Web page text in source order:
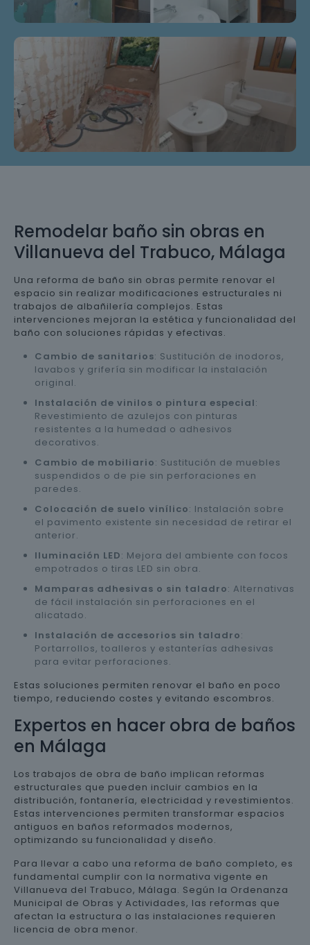
Remodelar baño sin obras en
Villanueva del Trabuco, Málaga
Una reforma de baño sin obras permite renovar el
espacio sin realizar modificaciones estructurales ni
trabajos de albañilería complejos. Estas
intervenciones mejoran la estética y funcionalidad del
baño con soluciones rápidas y efectivas.
Cambio de sanitarios: Sustitución de inodoros,
lavabos y grifería sin modificar la instalación
original.
Instalación de vinilos o pintura especial:
Revestimiento de azulejos con pinturas
resistentes a la humedad o adhesivos
decorativos.
Cambio de mobiliario: Sustitución de muebles
suspendidos o de pie sin perforaciones en
paredes.
Colocación de suelo vinílico: Instalación sobre
el pavimento existente sin necesidad de retirar el
anterior.
Iluminación LED: Mejora del ambiente con focos
empotrados o tiras LED sin obra.
Mamparas adhesivas o sin taladro: Alternativas
de fácil instalación sin perforaciones en el
alicatado.
Instalación de accesorios sin taladro:
Portarrollos, toalleros y estanterías adhesivas
para evitar perforaciones.
Estas soluciones permiten renovar el baño en poco
tiempo, reduciendo costes y evitando escombros.
Expertos en hacer obra de baños
en Málaga
Los trabajos de obra de baño implican reformas
estructurales que pueden incluir cambios en la
distribución, fontanería, electricidad y revestimientos.
Estas intervenciones permiten transformar espacios
antiguos en baños reformados modernos,
optimizando su funcionalidad y diseño.
Para llevar a cabo una reforma de baño completo, es
fundamental cumplir con la normativa vigente en
Villanueva del Trabuco, Málaga. Según la Ordenanza
Municipal de Obras y Actividades, las reformas que
afectan la estructura o las instalaciones requieren
licencia de obra menor.